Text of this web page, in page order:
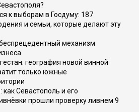
к выборам в Госдуму: 187
и семьи, которые делают эту
механизм
география новой винной
только южные
Севастополь и его
прошли проверку ливнем 9